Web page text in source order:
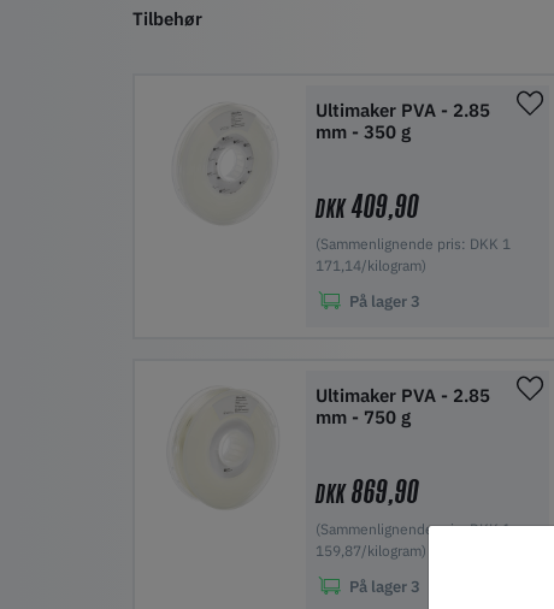
Tilbehør
Ultimaker PVA - 2.85
mm - 350 g
DKK409,90
(Sammenlignende pris: DKK 1
171,14/kilogram)
På lager3
Ultimaker PVA - 2.85
mm - 750 g
DKK869,90
(Sammenlignende pris: DKK 1
159,87/kilogram)
På lager3